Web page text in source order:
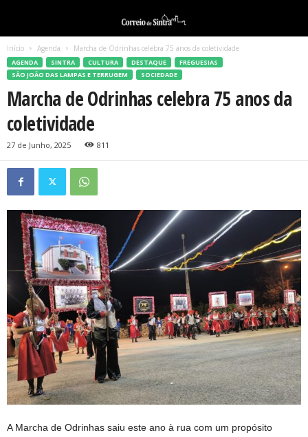
Início Agenda Marcha de Odrinhas celebra 75 anos da coletividade
AGENDA SINTRA CULTURA DESTAQUE
FREGUESIAS
SÃO JOÃO DAS LAMPAS E TERRUGEM
SOCIEDADE
Marcha de Odrinhas celebra 75 anos da
coletividade
27 de Junho, 2025 811
A Marcha de Odrinhas saiu este ano à rua com um propósito